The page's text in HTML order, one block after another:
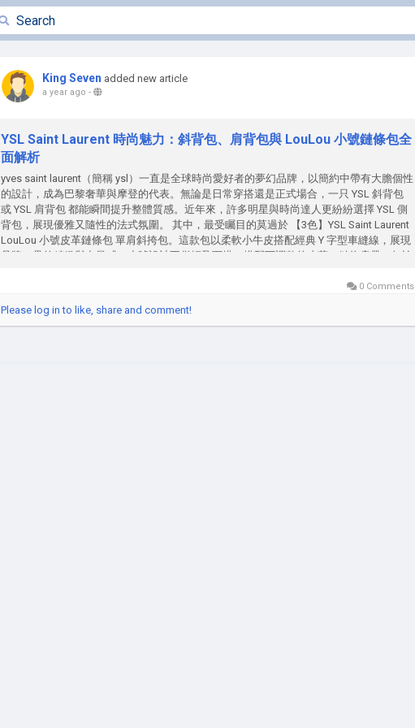
King Seven added new article
a year ago -
YSL Saint Laurent 時尚魅力：斜背包、肩背包與 LouLou 小號鏈條包全
面解析
yves saint laurent（簡稱 ysl）一直是全球時尚愛好者的夢幻品牌，以簡約中帶有大膽個性
的設計，成為巴黎奢華與摩登的代表。無論是日常穿搭還是正式場合，一只 YSL 斜背包
或 YSL 肩背包 都能瞬間提升整體質感。近年來，許多明星與時尚達人更紛紛選擇 YSL 側
背包，展現優雅又隨性的法式氛圍。 其中，最受矚目的莫過於 【3色】YSL Saint Laurent
LouLou 小號皮革鏈條包 單肩斜挎包。這款包以柔軟小牛皮搭配經典 Y 字型車縫線，展現
品牌一貫的精緻與力量感。小號設計不僅輕盈百搭，搭配可調整的皮革＋鏈條肩帶，無論
還是高調酒紅，都能找到符合個人風格的完美搭配。 YSL 斜背包：日常穿搭的時尚神器
0 Comments
Please log in to like, share and comment!